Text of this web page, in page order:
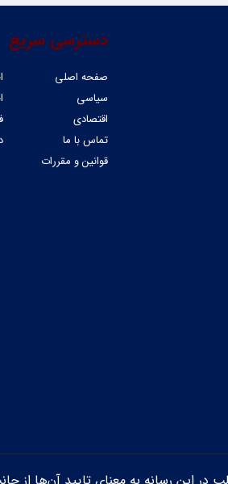
دسترسی سریع
صفحه اصلی
سیاسی
اقتصادی
تماس با ما
قوانین و مقررات